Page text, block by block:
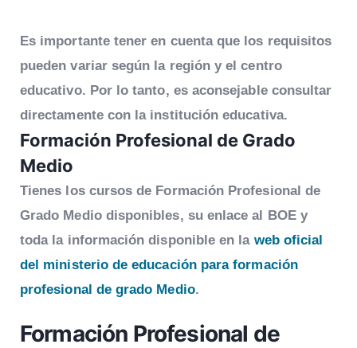
Es importante tener en cuenta que los requisitos
pueden variar según la región y el centro
educativo. Por lo tanto, es aconsejable consultar
directamente con la institución educativa.
Formación Profesional de Grado
Medio
Tienes los cursos de Formación Profesional de
Grado Medio disponibles, su enlace al BOE y
toda la información disponible en la web oficial
del ministerio de educación para formación
profesional de grado Medio.
Formación Profesional de